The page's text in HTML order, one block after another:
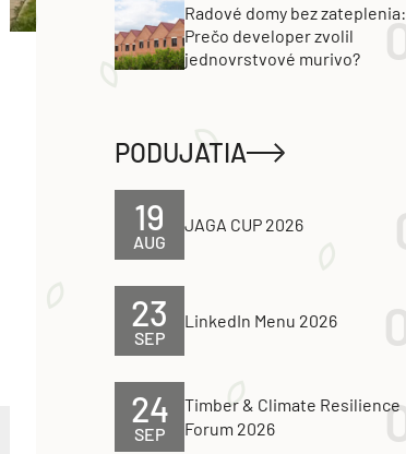
Radové domy bez zateplenia:
Prečo developer zvolil
jednovrstvové murivo?
PODUJATIA
AUG
19 JAGA CUP 2026
SEP
23 LinkedIn Menu 2026
SEP
24
Timber & Climate Resilience
Forum 2026